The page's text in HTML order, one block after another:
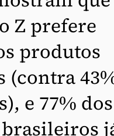
Z prefere
produtos
(contra
e 77% dos